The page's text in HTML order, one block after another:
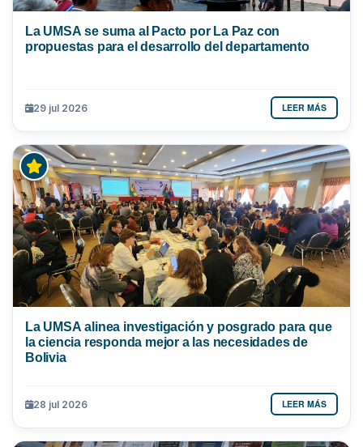
La UMSA se suma al Pacto por La Paz con
propuestas para el desarrollo del departamento
29 jul 2026 LEER MÁS
La UMSA alinea investigación y posgrado para que
la ciencia responda mejor a las necesidades de
Bolivia
28 jul 2026 LEER MÁS